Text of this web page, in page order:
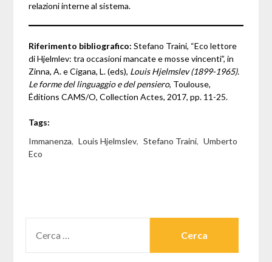
relazioni interne al sistema.
Riferimento bibliografico: Stefano Traini, “Eco lettore
di Hjelmlev: tra occasioni mancate e mosse vincenti”, in
Zinna, A. e Cigana, L. (eds), Louis Hjelmslev (1899-1965).
Le forme del linguaggio e del pensiero, Toulouse,
Éditions CAMS/O, Collection Actes, 2017, pp. 11-25.
Tags:
Immanenza, Louis Hjelmslev, Stefano Traini, Umberto
Eco
PER: